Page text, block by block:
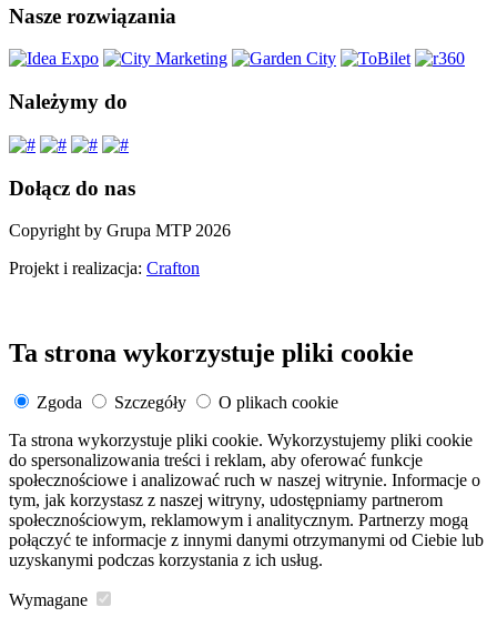
Nasze rozwiązania
Należymy do
Dołącz do nas
Copyright by Grupa MTP 2026
Projekt i realizacja: Crafton
Ta strona wykorzystuje pliki cookie
Zgoda Szczegóły
O plikach cookie
Ta strona wykorzystuje pliki cookie. Wykorzystujemy pliki cookie
do spersonalizowania treści i reklam, aby oferować funkcje
społecznościowe i analizować ruch w naszej witrynie. Informacje o
tym, jak korzystasz z naszej witryny, udostępniamy partnerom
społecznościowym, reklamowym i analitycznym. Partnerzy mogą
połączyć te informacje z innymi danymi otrzymanymi od Ciebie lub
uzyskanymi podczas korzystania z ich usług.
Wymagane